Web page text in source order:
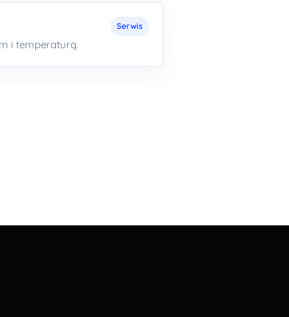
i temperaturą.
Serwis